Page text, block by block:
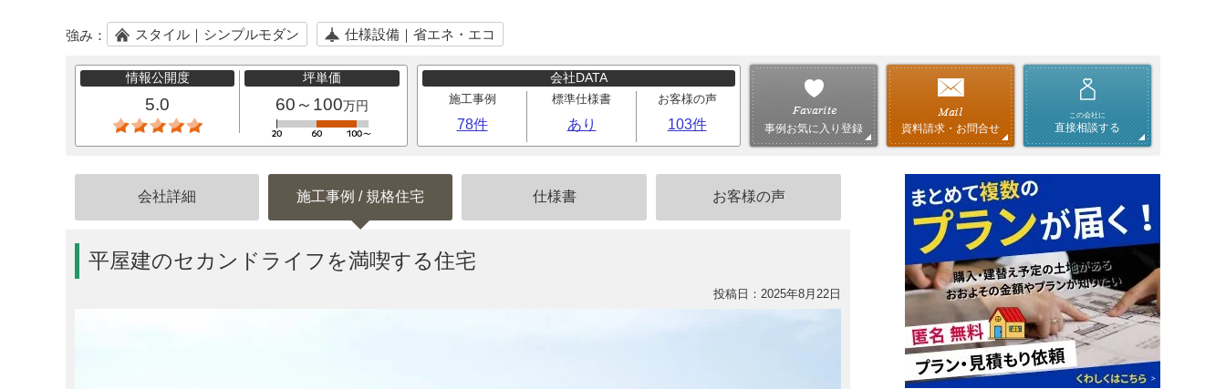
強み： スタイル｜シンプルモダン 仕様設備｜省エネ・エコ
情報公開度
5.0
坪単価
60～100万円
会社DATA
施工事例
78件
標準仕様書
あり
お客様の声
103件 事例お気に入り登録 資料請求・お問合せ
この会社に
直接相談する
会社詳細 施工事例 / 規格住宅 仕様書 お客様の声
平屋建のセカンドライフを満喫する住宅
投稿日：2025年8月22日